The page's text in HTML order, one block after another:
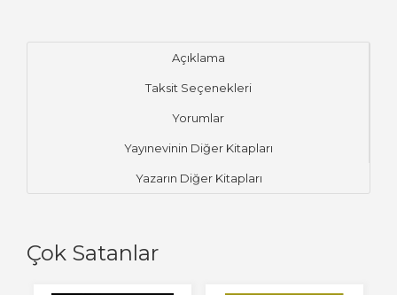
Açıklama
Taksit Seçenekleri
Yorumlar
Yayınevinin Diğer Kitapları
Yazarın Diğer Kitapları
Çok Satanlar